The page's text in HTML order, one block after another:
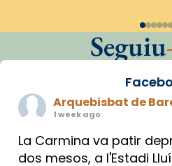
Seguiu
Arquebisbat de
1 week ago
La Carmina va patir
dos mesos, a l'Estadi